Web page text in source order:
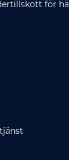
för